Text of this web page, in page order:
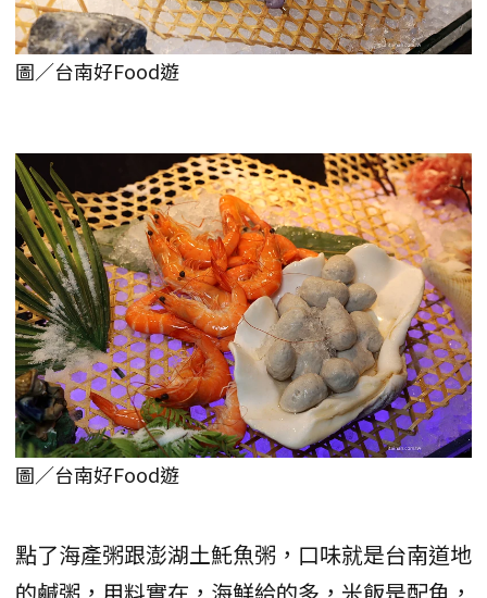
圖／台南好Food遊
圖／台南好Food遊
點了海產粥跟澎湖土魠魚粥，口味就是台南道地
的鹹粥，用料實在，海鮮給的多，米飯是配角，